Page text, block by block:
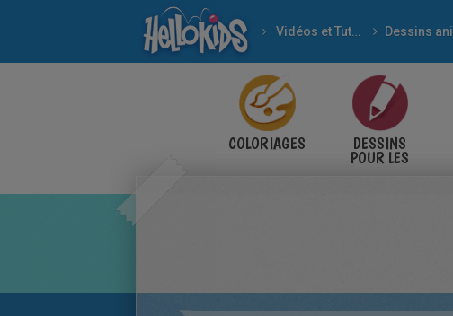
Vidéos et Tutoriels
COLORIAGES DESSINS
POUR LES